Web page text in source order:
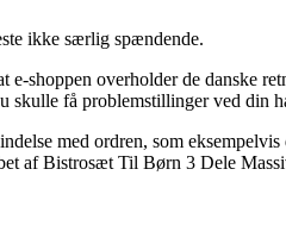
ikke særlig spændende.
shoppen overholder de danske
skulle få problemstillinger ved din
med ordren, som
af Bistrosæt Til Børn 3 Dele